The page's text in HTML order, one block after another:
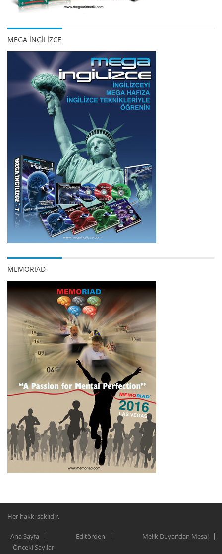
MEGA İNGİLİZCE
MEMORIAD
Her hakkı saklıdır.
Ana Sayfa Editörden
Melik Duyar’dan Mesaj
Önceki Sayılar